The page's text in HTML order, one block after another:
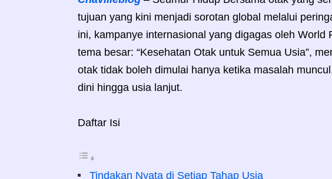
tujuan yang kini menjadi sorotan global melalui
ini, kampanye internasional yang digagas oleh World
tema besar: “Kesehatan Otak untuk Semua Usia”,
otak tidak boleh dimulai hanya ketika masalah
dini hingga usia lanjut.
Daftar Isi
Tindakan Nyata di Setiap Tahap Usia